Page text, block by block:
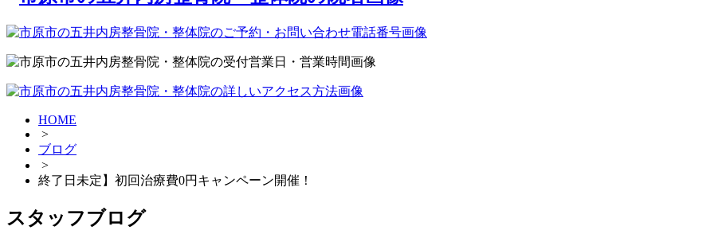
HOME
>
ブログ
>
終了日未定】初回治療費0円キャンペーン開催！
スタッフブログ